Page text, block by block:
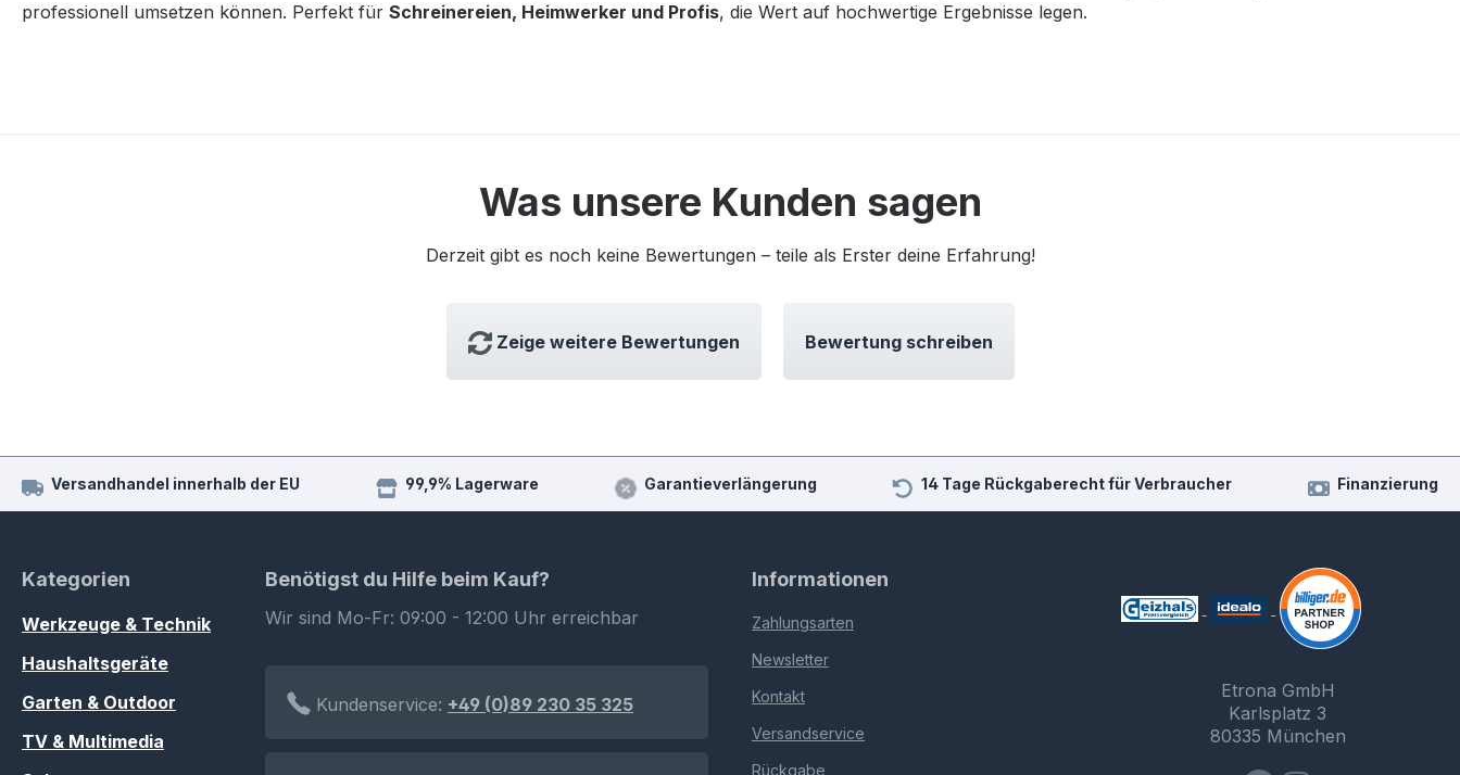
professionell umsetzen können. Perfekt für Schreinereien, Heimwerker und Profis, die Wert auf hochwertige Ergebnisse legen.
Was unsere Kunden sagen
Derzeit gibt es noch keine Bewertungen – teile als Erster deine Erfahrung!
Zeige weitere Bewertungen Bewertung schreiben
Versandhandel innerhalb der EU 99,9% Lagerware Garantieverlängerung 14 Tage Rückgaberecht für Verbraucher Finanzierung
Kategorien
Werkzeuge & Technik
Haushaltsgeräte
Garten & Outdoor
TV & Multimedia
Benötigst du Hilfe beim Kauf?
Wir sind Mo-Fr: 09:00 - 12:00 Uhr erreichbar
Kundenservice: +49 (0)89 230 35 325
Informationen
Zahlungsarten
Newsletter
Kontakt
Versandservice
Rückgabe
Etrona GmbH
Karlsplatz 3
80335 München